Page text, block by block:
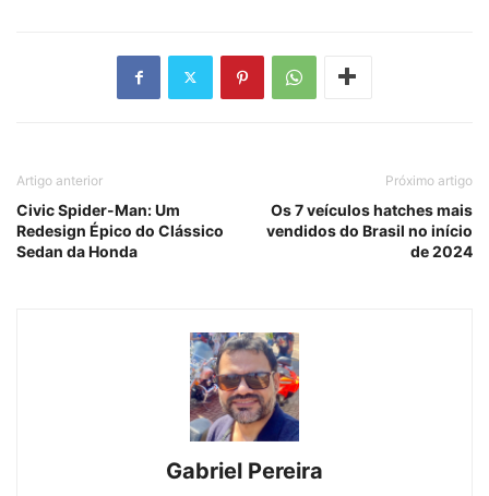
Artigo anterior
Civic Spider-Man: Um
Redesign Épico do Clássico
Sedan da Honda
Próximo artigo
Os 7 veículos hatches mais
vendidos do Brasil no início
de 2024
Gabriel Pereira